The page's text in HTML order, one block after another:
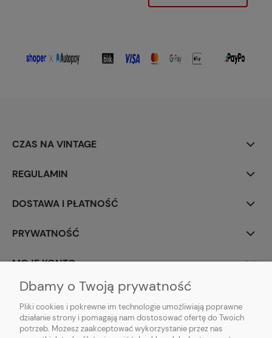
CZAS NA VINTAGE
REGULAMIN
DOSTAWA I PŁATNOŚĆ
PRYWATNOŚĆ
MOJE KONTO
PARTNERZY
Dbamy o Twoją prywatność
Pliki cookies i pokrewne im technologie umożliwiają poprawne
działanie strony i pomagają nam dostosować ofertę do Twoich
potrzeb. Możesz zaakceptować wykorzystanie przez nas